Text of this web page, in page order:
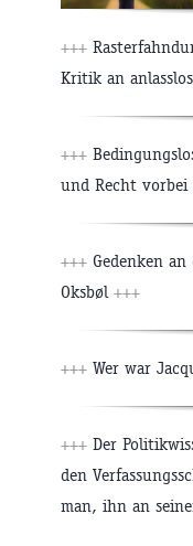
+++
Kritik an
+++
und Recht vorbei
+++ Gedenken
Oksbøl +++
+++ Wer war
+++ Der
den
man, ihn an